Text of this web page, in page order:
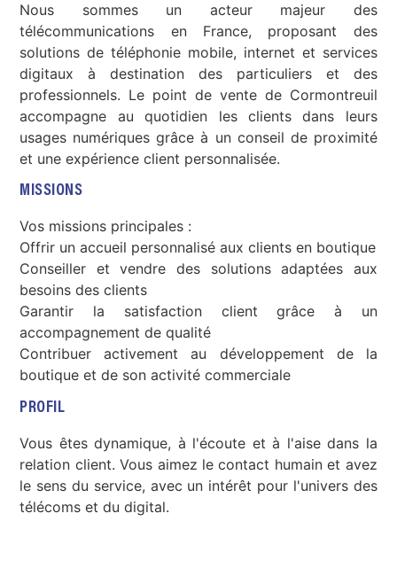
Nous sommes un acteur majeur des
télécommunications en France, proposant des
solutions de téléphonie mobile, internet et services
digitaux à destination des particuliers et des
professionnels. Le point de vente de Cormontreuil
accompagne au quotidien les clients dans leurs
usages numériques grâce à un conseil de proximité
et une expérience client personnalisée.
MISSIONS
Vos missions principales :
Offrir un accueil personnalisé aux clients en boutique
Conseiller et vendre des solutions adaptées aux
besoins des clients
Garantir la satisfaction client grâce à un
accompagnement de qualité
Contribuer activement au développement de la
boutique et de son activité commerciale
PROFIL
Vous êtes dynamique, à l'écoute et à l'aise dans la
relation client. Vous aimez le contact humain et avez
le sens du service, avec un intérêt pour l'univers des
télécoms et du digital.